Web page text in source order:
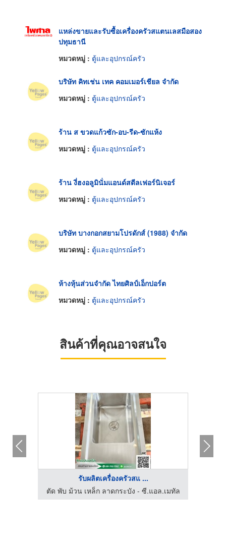
แหล่งขายและรับซื้อเครื่องครัวสแตนเลสมือสอง
ปทุมธานี
หมวดหมู่ : ตู้และอุปกรณ์ครัว
บริษัท คิทเช่น เทค คอมเมอร์เชียล จำกัด
หมวดหมู่ : ตู้และอุปกรณ์ครัว
ร้าน ส ขวดแก้วซัก-อบ-รีด-ซักแห้ง
หมวดหมู่ : ตู้และอุปกรณ์ครัว
ร้าน งี่ฮงอลูมินั่มแอนด์สตีลเฟอร์นิเจอร์
หมวดหมู่ : ตู้และอุปกรณ์ครัว
บริษัท บางกอกสยามโปรดักส์ (1988) จำกัด
หมวดหมู่ : ตู้และอุปกรณ์ครัว
ห้างหุ้นส่วนจำกัด ไทยศิลป์เอ็กปอร์ต
หมวดหมู่ : ตู้และอุปกรณ์ครัว
สินค้าที่คุณอาจสนใจ
รับผลิตเครื่องครัวสแ ...
ตัด พับ ม้วน เหล็ก ลาดกระบัง - ซี.แอล.เมทัล